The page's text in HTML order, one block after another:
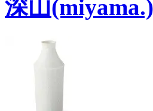
深山